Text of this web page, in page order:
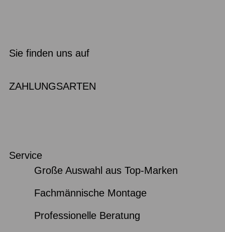
Sie finden uns auf
ZAHLUNGSARTEN
Service
Große Auswahl aus Top-Marken
Fachmännische Montage
Professionelle Beratung